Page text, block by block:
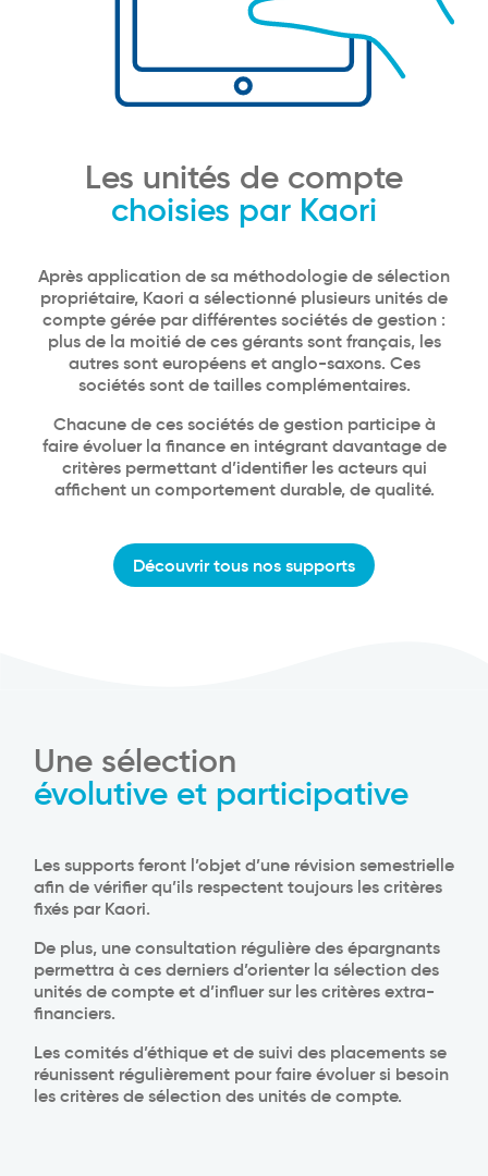
Les unités de compte
choisies par Kaori
Après application de sa méthodologie de sélection
propriétaire, Kaori a sélectionné plusieurs unités de
compte gérée par différentes sociétés de gestion :
plus de la moitié de ces gérants sont français, les
autres sont européens et anglo-saxons. Ces
sociétés sont de tailles complémentaires.
Chacune de ces sociétés de gestion participe à
faire évoluer la finance en intégrant davantage de
critères permettant d’identifier les acteurs qui
affichent un comportement durable, de qualité.
Découvrir tous nos supports
Une sélection
évolutive et participative
Les supports feront l’objet d’une révision semestrielle
afin de vérifier qu’ils respectent toujours les critères
fixés par Kaori.
De plus, une consultation régulière des épargnants
permettra à ces derniers d’orienter la sélection des
unités de compte et d’influer sur les critères extra-
financiers.
Les comités d’éthique et de suivi des placements se
réunissent régulièrement pour faire évoluer si besoin
les critères de sélection des unités de compte.